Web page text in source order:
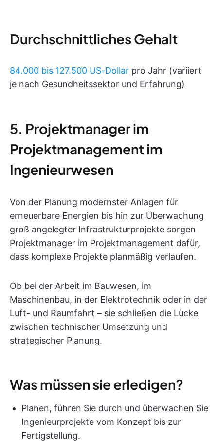
Durchschnittliches Gehalt
84.000 bis 127.500 US-Dollar pro Jahr (variiert
je nach Gesundheitssektor und Erfahrung)
5. Projektmanager im
Projektmanagement im
Ingenieurwesen
Von der Planung modernster Anlagen für
erneuerbare Energien bis hin zur Überwachung
groß angelegter Infrastrukturprojekte sorgen
Projektmanager im Projektmanagement dafür,
dass komplexe Projekte planmäßig verlaufen.
Ob bei der Arbeit im Bauwesen, im
Maschinenbau, in der Elektrotechnik oder in der
Luft- und Raumfahrt – sie schließen die Lücke
zwischen technischer Umsetzung und
strategischer Planung.
Was müssen sie erledigen?
Planen, führen Sie durch und überwachen Sie
Ingenieurprojekte vom Konzept bis zur
Fertigstellung.